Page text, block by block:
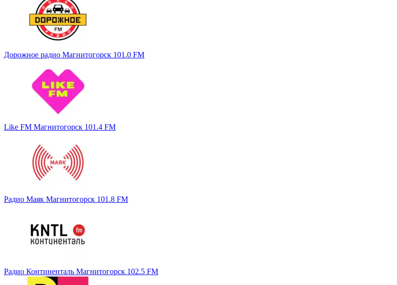
Дорожное радио Магнитогорск 101.0 FM
Like FM Магнитогорск 101.4 FM
Радио Маяк Магнитогорск 101.8 FM
Радио Континенталь Магнитогорск 102.5 FM